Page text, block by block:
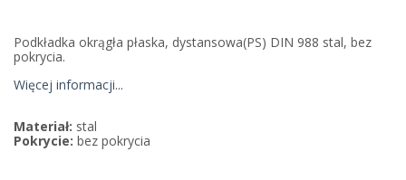
Podkładka okrągła płaska, dystansowa(PS) DIN 988 stal, bez
pokrycia.
Więcej informacji...
Materiał: stal
Pokrycie: bez pokrycia